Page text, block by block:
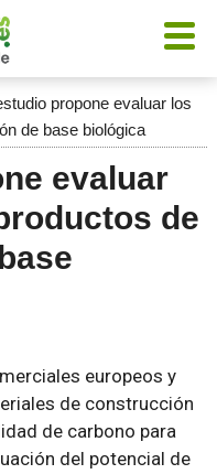
propone evaluar los
de base biológica
evaluar
de
europeos y
de construcción
de carbono para
del potencial de